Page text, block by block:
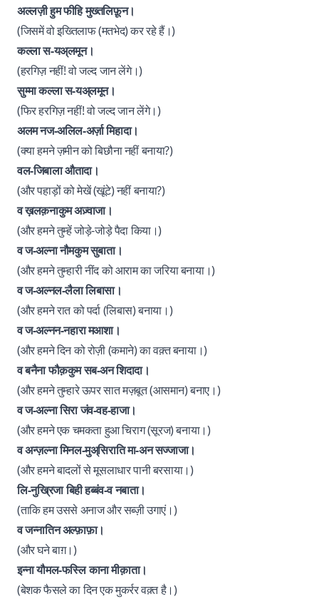
अल्लज़ी हुम फीहि मुख्तलिफ़ून।
(जिसमें वो इख्तिलाफ (मतभेद) कर रहे हैं।)
कल्ला स-यअ्लमून।
(हरगिज़ नहीं! वो जल्द जान लेंगे।)
सुम्मा कल्ला स-यअ्लमून।
(फिर हरगिज़ नहीं! वो जल्द जान लेंगे।)
अलम नज-अलिल-अर्ज़ा मिहादा।
(क्या हमने ज़मीन को बिछौना नहीं बनाया?)
वल-जिबाला औतादा।
(और पहाड़ों को मेखें (खूंटे) नहीं बनाया?)
व ख़लक़नाकुम अज़्वाजा।
(और हमने तुम्हें जोड़े-जोड़े पैदा किया।)
व ज-अल्ना नौमकुम सुबाता।
(और हमने तुम्हारी नींद को आराम का जरिया बनाया।)
व ज-अल्नल-लैला लिबासा।
(और हमने रात को पर्दा (लिबास) बनाया।)
व ज-अल्नन-नहारा मआशा।
(और हमने दिन को रोज़ी (कमाने) का वक़्त बनाया।)
व बनैना फौक़कुम सब-अन शिदादा।
(और हमने तुम्हारे ऊपर सात मज़बूत (आसमान) बनाए।)
व ज-अल्ना सिरा जंव-वह-हाजा।
(और हमने एक चमकता हुआ चिराग (सूरज) बनाया।)
व अन्ज़ल्ना मिनल-मुअ्सिराति मा-अन सज्जाजा।
(और हमने बादलों से मूसलाधार पानी बरसाया।)
लि-नुख्रिजा बिही हब्बंव-व नबाता।
(ताकि हम उससे अनाज और सब्ज़ी उगाएं।)
व जन्नातिन अल्फ़ाफ़ा।
(और घने बाग़।)
इन्ना यौमल-फस्लि काना मीक़ाता।
(बेशक फैसले का दिन एक मुकर्रर वक़्त है।)